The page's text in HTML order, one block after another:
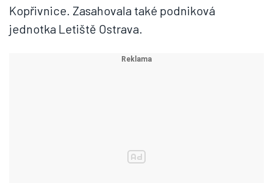
Kopřivnice. Zasahovala také podniková
jednotka Letiště Ostrava.